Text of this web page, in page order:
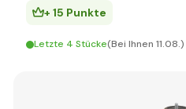
+ 15 Punkte
Letzte 4 Stücke(Bei Ihnen 11.08.)